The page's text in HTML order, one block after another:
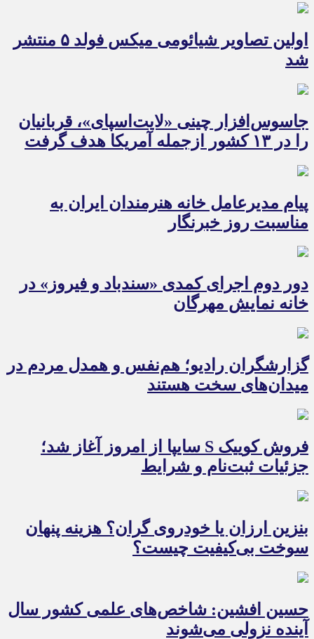
اولین تصاویر شیائومی میکس فولد ۵ منتشر
شد
جاسوس‌افزار چینی «لایت‌اسپای»، قربانیان
را در ۱۳ کشور ازجمله آمریکا هدف گرفت
پیام مدیرعامل خانه هنرمندان ایران به
مناسبت روز خبرنگار
دور دوم اجرای کمدی «سندباد و فیروز» در
خانه نمایش مهرگان
گزارشگران رادیو؛ هم‌نفس و همدل مردم در
میدان‌های سخت هستند
فروش کوییک S سایپا از امروز آغاز شد؛
جزئیات ثبت‌نام و شرایط
بنزین ارزان یا خودروی گران؟ هزینه پنهان
سوخت بی‌کیفیت چیست؟
حسین افشین: شاخص‌های علمی کشور سال
آینده نزولی می‌شوند